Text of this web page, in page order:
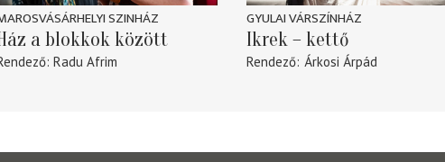
SZINHÁZ
a blokkok között
Radu Afrim
GYULAI VÁRSZÍNHÁZ
Ikrek – kettő
Rendező Árkosi Árpád